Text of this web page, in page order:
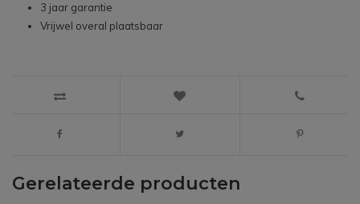
3 jaar garantie
Vrijwel overal plaatsbaar
Gerelateerde producten